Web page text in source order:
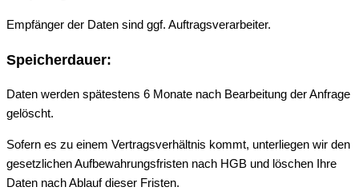
Empfänger der Daten sind ggf. Auftragsverarbeiter.
Speicherdauer:
Daten werden spätestens 6 Monate nach Bearbeitung der Anfrage
gelöscht.
Sofern es zu einem Vertragsverhältnis kommt, unterliegen wir den
gesetzlichen Aufbewahrungsfristen nach HGB und löschen Ihre
Daten nach Ablauf dieser Fristen.